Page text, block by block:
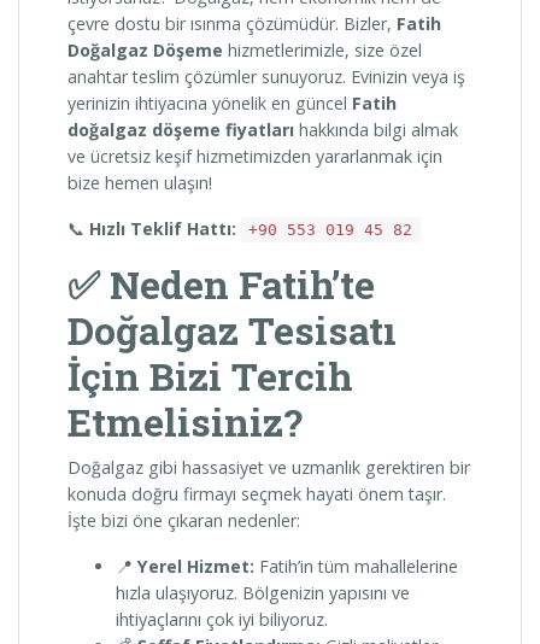
çevre dostu bir ısınma çözümüdür. Bizler, Fatih
Doğalgaz Döşeme hizmetlerimizle, size özel
anahtar teslim çözümler sunuyoruz. Evinizin veya iş
yerinizin ihtiyacına yönelik en güncel Fatih
doğalgaz döşeme fiyatları hakkında bilgi almak
ve ücretsiz keşif hizmetimizden yararlanmak için
bize hemen ulaşın!
📞 Hızlı Teklif Hattı: +90 553 019 45 82
✅ Neden Fatih’te
Doğalgaz Tesisatı
İçin Bizi Tercih
Etmelisiniz?
Doğalgaz gibi hassasiyet ve uzmanlık gerektiren bir
konuda doğru firmayı seçmek hayati önem taşır.
İşte bizi öne çıkaran nedenler:
📍 Yerel Hizmet: Fatih’in tüm mahallelerine
hızla ulaşıyoruz. Bölgenizin yapısını ve
ihtiyaçlarını çok iyi biliyoruz.